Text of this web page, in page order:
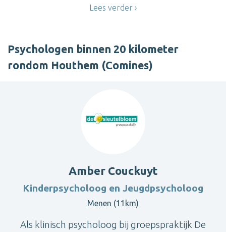
Lees verder
Psychologen binnen 20 kilometer
rondom Houthem (Comines)
Amber Couckuyt
Kinderpsycholoog en Jeugdpsycholoog
Menen (11km)
Als klinisch psycholoog bij groepspraktijk De